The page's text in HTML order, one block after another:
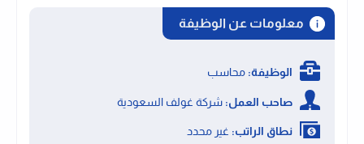
معلومات عن الوظيفة
الوظيفة: محاسب
صاحب العمل: شركة غولف السعودية
نطاق الراتب: غير محدد